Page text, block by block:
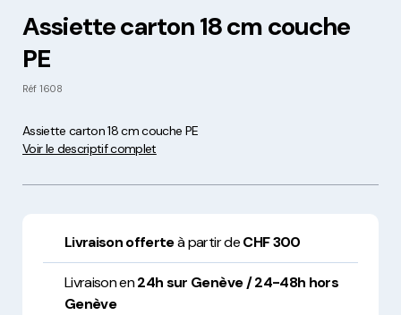
Assiette carton 18 cm couche
PE
Réf 1608
Assiette carton 18 cm couche PE
Voir le descriptif complet
Livraison offerteà partir deCHF 300
Livraison en24h sur Genève / 24-48h hors
Genève